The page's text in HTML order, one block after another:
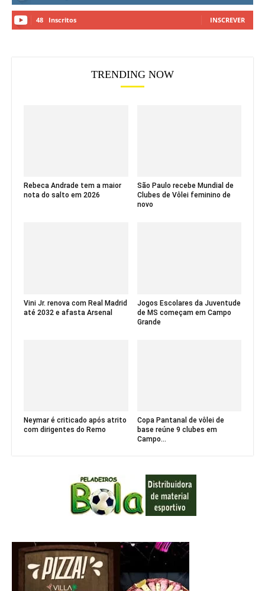
48 Inscritos INSCREVER
TRENDING NOW
Rebeca Andrade tem a maior
nota do salto em 2026
São Paulo recebe Mundial de
Clubes de Vôlei feminino de
novo
Vini Jr. renova com Real Madrid
até 2032 e afasta Arsenal
Jogos Escolares da Juventude
de MS começam em Campo
Grande
Neymar é criticado após atrito
com dirigentes do Remo
Copa Pantanal de vôlei de
base reúne 9 clubes em
Campo...